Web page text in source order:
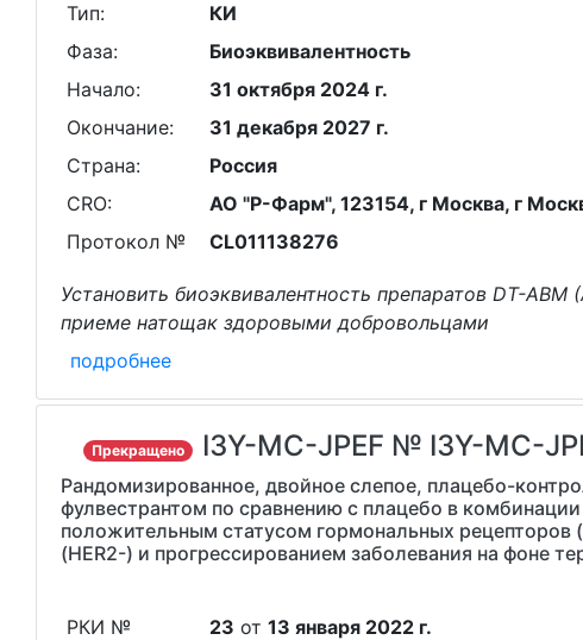
Тип:
КИ
Фаза:
Биоэквивалентность
Начало:
31 октября 2024 г.
Окончание:
31 декабря 2027 г.
Страна:
Россия
CRO:
АО "Р-Фарм", 123154, г Москва, г
Протокол №
CL011138276
Установить биоэквивалентность препаратов DT-
приеме натощак здоровыми добровольцами
подробнее
Прекращено I3Y-MC-JPEF № I3Y-MC-
Рандомизированное, двойное слепое, плацебо-
фулвестрантом по сравнению с плацебо в
положительным статусом гормональных рецепторов
(HER2-) и прогрессированием заболевания на фоне
РКИ № 23 от 13 января 2022 г.